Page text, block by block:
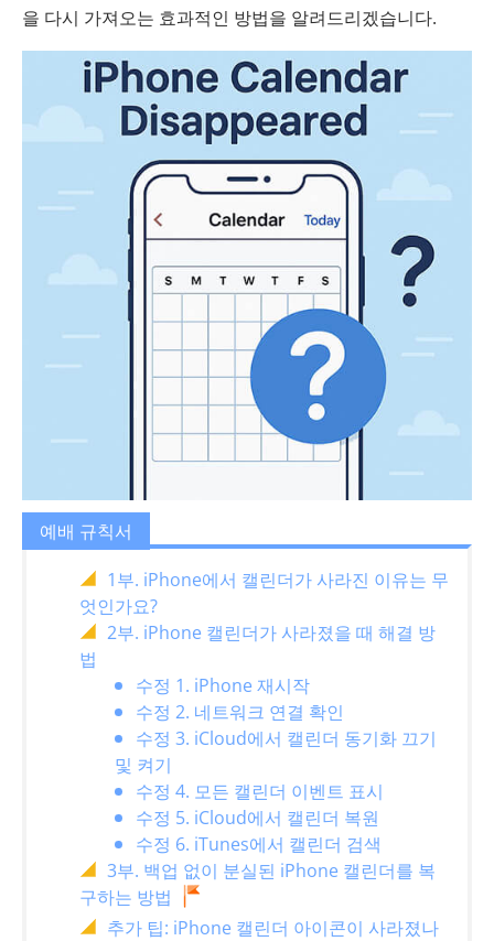
을 다시 가져오는 효과적인 방법을 알려드리겠습니다.
예배 규칙서
1부. iPhone에서 캘린더가 사라진 이유는 무
엇인가요?
2부. iPhone 캘린더가 사라졌을 때 해결 방
법
수정 1. iPhone 재시작
수정 2. 네트워크 연결 확인
수정 3. iCloud에서 캘린더 동기화 끄기
및 켜기
수정 4. 모든 캘린더 이벤트 표시
수정 5. iCloud에서 캘린더 복원
수정 6. iTunes에서 캘린더 검색
3부. 백업 없이 분실된 iPhone 캘린더를 복
구하는 방법
추가 팁: iPhone 캘린더 아이콘이 사라졌나